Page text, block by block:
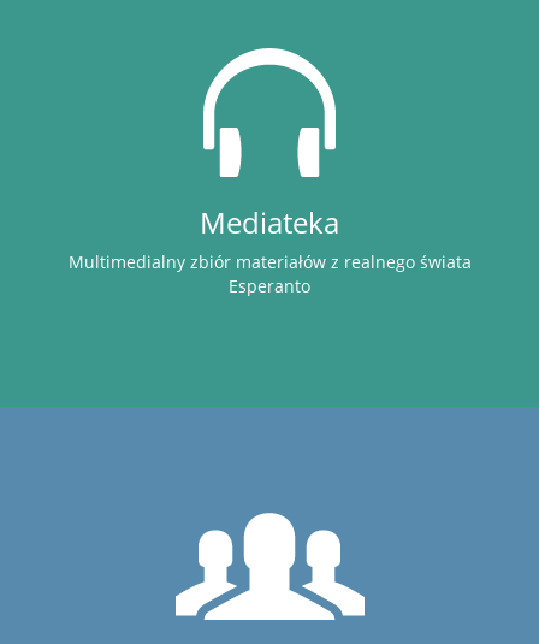
Mediateka
Multimedialny zbiór materiałów z realnego świata
Esperanto